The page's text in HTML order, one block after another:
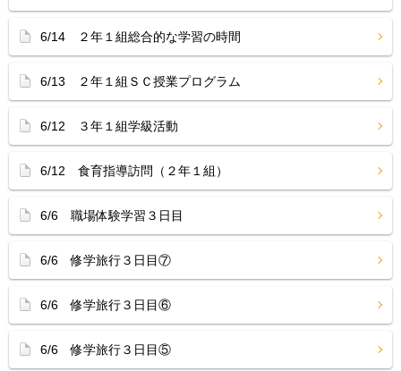
6/14 ２年１組総合的な学習の時間
6/13 ２年１組ＳＣ授業プログラム
6/12 ３年１組学級活動
6/12 食育指導訪問（２年１組）
6/6 職場体験学習３日目
6/6 修学旅行３日目⑦
6/6 修学旅行３日目⑥
6/6 修学旅行３日目⑤